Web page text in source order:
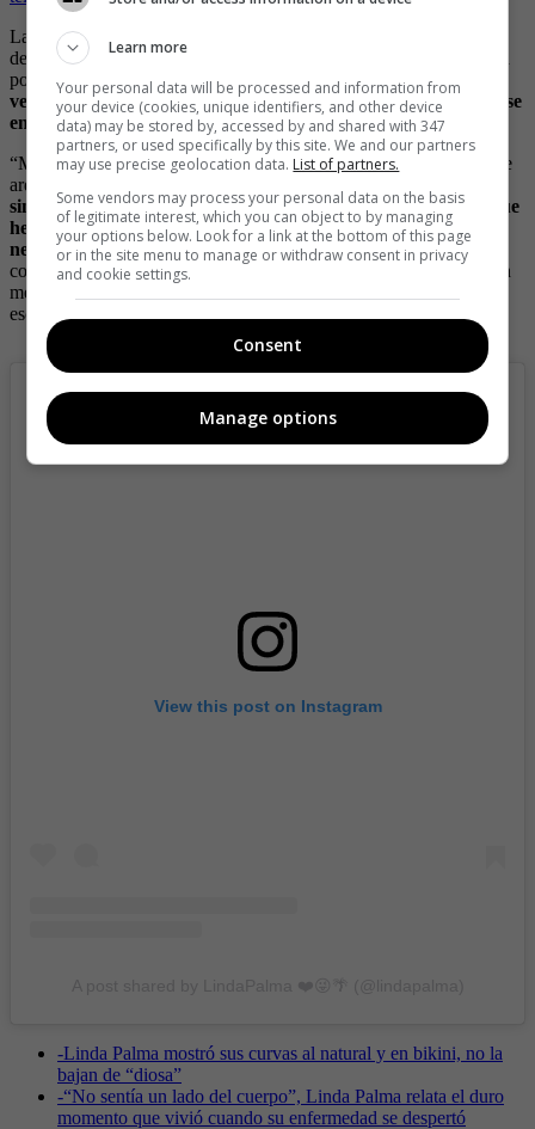
La presentadora ha hablado abiertamente sobre su condición y ha
demostrado que no hay nada que pueda detenerla. Con una actitud
positiva y una gran fuerza interior,Linda se ha convertido en un
verdadero ejemplo a seguir para todas aquellas personas que se
enfrentan a problemas de salud.
“Me siento alegre y agradecida porque después de muchos años de
arduo trabajo y esfuerzo, he logrado avanzar.
sinceramente todos los obstáculos, las negativas y las caídas que
he enfrentado, pues me han brindado la fortaleza y sabiduría
necesarias para levantarme y continuar.Siempre estoy en
constante crecimiento, aprendizaje y agradecimiento hacia ti, quien
me lee y me brinda amor y apoyo incondicional. Muchas gracias”,
escribió en una de sus fotos.
View this post on Instagram
-Linda Palma mostró sus curvas al natural y en bikini, no la
bajan de “diosa”
-“No sentía un lado del cuerpo”, Linda Palma relata el duro
momento que vivió cuando su enfermedad se despertó
Learn more
Your personal data will be processed and information from
your device (cookies, unique identifiers, and other device
data) may be stored by, accessed by and shared with 347
partners, or used specifically by this site. We and our partners
may use precise geolocation data. List of partners.
Some vendors may process your personal data on the basis
of legitimate interest, which you can object to by managing
your options below. Look for a link at the bottom of this page
or in the site menu to manage or withdraw consent in privacy
and cookie settings.
Consent
Manage options